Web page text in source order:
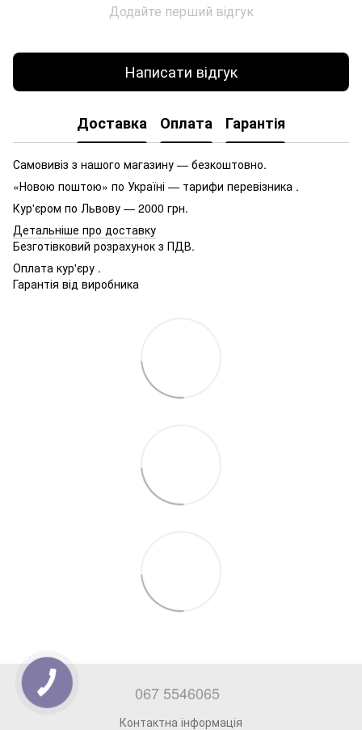
Додайте перший відгук
Написати відгук
Доставка Оплата Гарантія
Самовивіз з нашого магазину — безкоштовно.
«Новою поштою» по Україні — тарифи перевізника .
Кур'єром по Львову — 2000 грн.
Детальніше про доставку
Безготівковий розрахунок з ПДВ.
Оплата кур'єру .
Гарантія від виробника
067 5546065
Контактна інформація